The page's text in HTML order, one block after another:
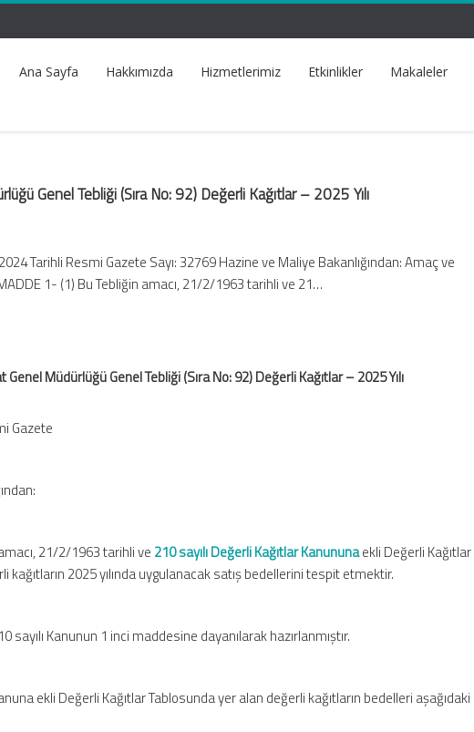
Ana Sayfa Hakkımızda Hizmetlerimiz Etkinlikler Makaleler
Genel Tebliği (Sıra No: 92) Değerli Kağıtlar – 2025 Yılı
Tarihli Resmi Gazete Sayı: 32769 Hazine ve Maliye Bakanlığından: Amaç ve
1- (1) Bu Tebliğin amacı, 21/2/1963 tarihli ve 21…
Müdürlüğü Genel Tebliği (Sıra No: 92) Değerli Kağıtlar – 2025 Yılı
Gazete
21/2/1963 tarihli ve 210 sayılı Değerli Kağıtlar Kanununaekli Değerli Kağıtlar
kağıtların 2025 yılında uygulanacak satış bedellerini tespit etmektir.
sayılı Kanunun 1 inci maddesine dayanılarak hazırlanmıştır.
ekli Değerli Kağıtlar Tablosunda yer alan değerli kağıtların bedelleri aşağıdaki